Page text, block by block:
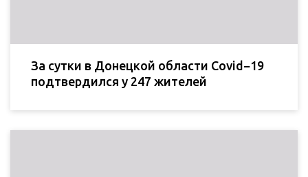
За сутки в Донецкой области Covid−19
подтвердился у 247 жителей